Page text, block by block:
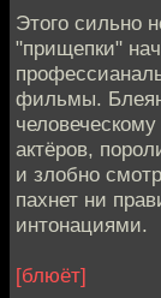
Этого сильно
"прищепки"
фильмы.
актёров,
и злобно
пахнет ни
интонациями.
[блюёт]